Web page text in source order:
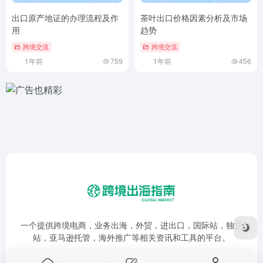
出口原产地证的办理流程及作
用
跨境交流
1年前 759
茶叶出口价格因素分析及市场
趋势
跨境交流
1年前 456
一个提供跨境电商，业务出海，外贸，进出口，国际站，独立
站，亚马逊托管，海外推广等相关资讯和工具的平台。